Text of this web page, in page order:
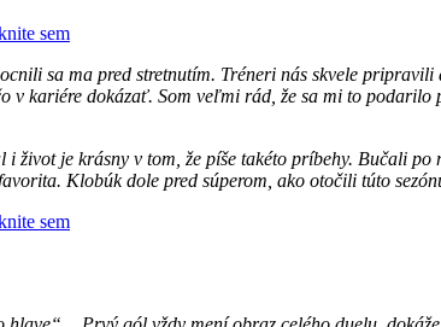
sem
sa ma pred stretnutím. Tréneri nás skvele
kariére dokázať. Som veľmi rád, že sa mi to podarilo
i život je krásny v tom, že píše takéto príbehy. Bučali
Klobúk dole pred súperom, ako otočili túto
sem